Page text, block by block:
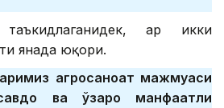
ҳар икки
янада юқори.
агросаноат мажмуаси
ва ўзаро манфаатли